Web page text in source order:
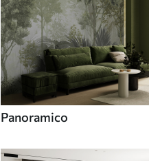
Panoramico